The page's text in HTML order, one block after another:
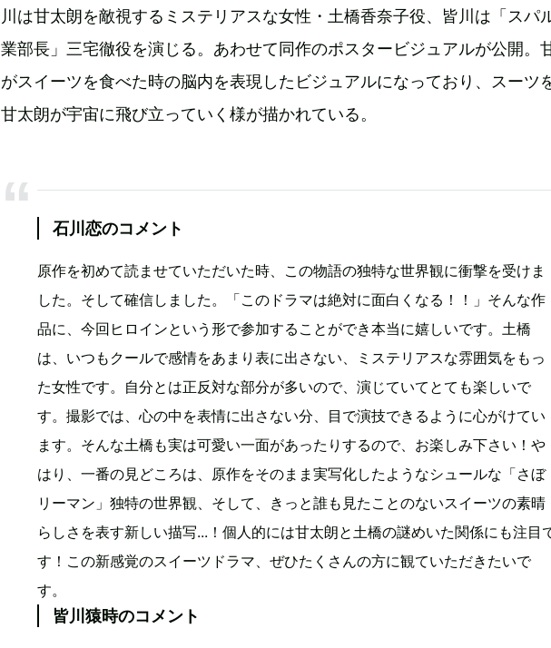
川は甘太朗を敵視するミステリアスな女性・土橋香奈子役、皆川は「スパ
業部長」三宅徹役を演じる。あわせて同作のポスタービジュアルが公開。
がスイーツを食べた時の脳内を表現したビジュアルになっており、スーツ
甘太朗が宇宙に飛び立っていく様が描かれている。
石川恋のコメント
原作を初めて読ませていただいた時、この物語の独特な世界観に衝撃を受けま
した。そして確信しました。「このドラマは絶対に面白くなる！！」そんな作
品に、今回ヒロインという形で参加することができ本当に嬉しいです。土橋
は、いつもクールで感情をあまり表に出さない、ミステリアスな雰囲気をもっ
た女性です。自分とは正反対な部分が多いので、演じていてとても楽しいで
す。撮影では、心の中を表情に出さない分、目で演技できるように心がけてい
ます。そんな土橋も実は可愛い一面があったりするので、お楽しみ下さい！や
はり、一番の見どころは、原作をそのまま実写化したようなシュールな「さぼ
リーマン」独特の世界観、そして、きっと誰も見たことのないスイーツの素晴
らしさを表す新しい描写...！個人的には甘太朗と土橋の謎めいた関係にも注目
す！この新感覚のスイーツドラマ、ぜひたくさんの方に観ていただきたいで
す。
皆川猿時のコメント